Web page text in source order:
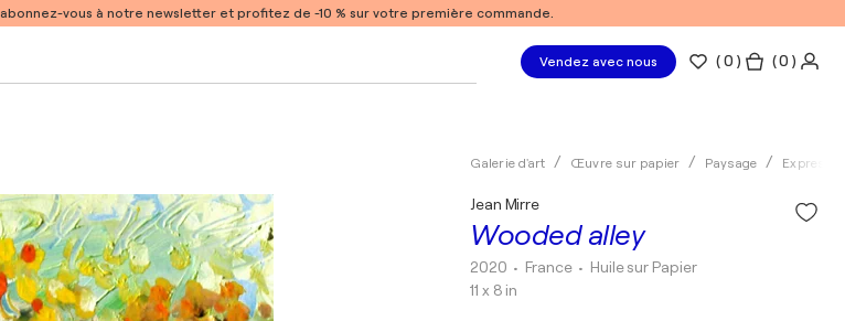
abonnez-vous à notre newsletter et profitez de -10 % sur votre première commande.
Vendez avec nous (0 ) ( 0 )
Galerie d'art Œuvre sur papier Paysage
Wooded alley
Jean Mirre
2020 • France • Huile sur Papier
11 x 8 in